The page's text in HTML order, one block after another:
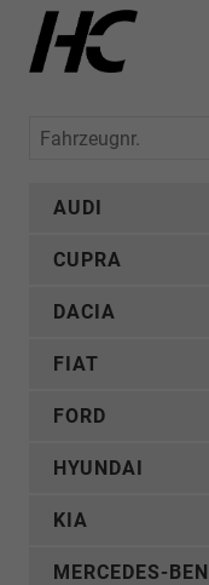
Fahrzeugnr.
AUDI
CUPRA
DACIA
FIAT
FORD
HYUNDAI
KIA
MERCEDES-